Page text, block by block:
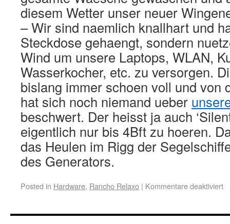
diesem Wetter unser neuer
– Wir sind naemlich knallhart und
Steckdose gehaengt, sondern
Wind um unsere Laptops, WLAN,
Wasserkocher, etc. zu versorgen.
bislang immer schoen voll und von
hat sich noch niemand ueber
beschwert. Der heisst ja auch
eigentlich nur bis 4Bft zu hoeren.
das Heulen im Rigg der
des Generators.
Posted in Hardware, Rancho Relaxo | Kommentare deaktiviert